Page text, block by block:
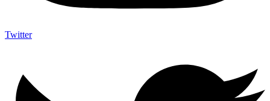
Twitter